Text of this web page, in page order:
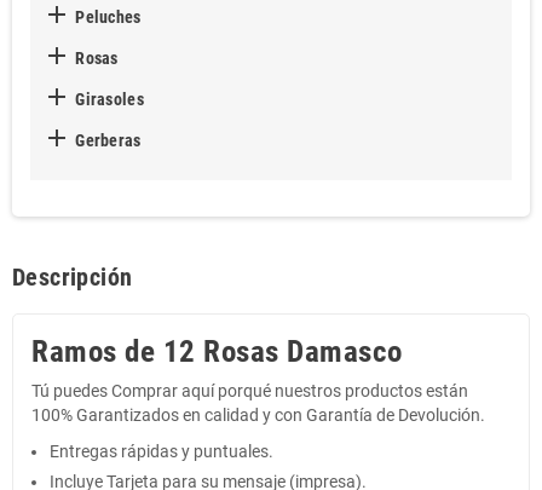
 Peluches
 Rosas
 Girasoles
 Gerberas
Descripción
Ramos de 12 Rosas Damasco
Tú puedes Comprar aquí porqué nuestros productos están
100% Garantizados en calidad y con Garantía de Devolución.
Entregas rápidas y puntuales.
Incluye Tarjeta para su mensaje (impresa).